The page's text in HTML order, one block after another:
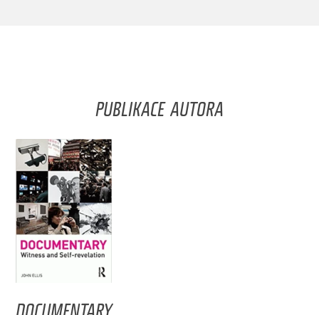
PUBLIKACE AUTORA
DOCUMENTARY